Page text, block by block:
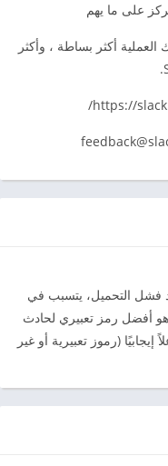
على ما يهم
أكثر بساطة ، وأكثر
فشل التحميل، يتسبب في
أفضل رمز تعبيري لحادث
(رموز تعبيرية أو غير